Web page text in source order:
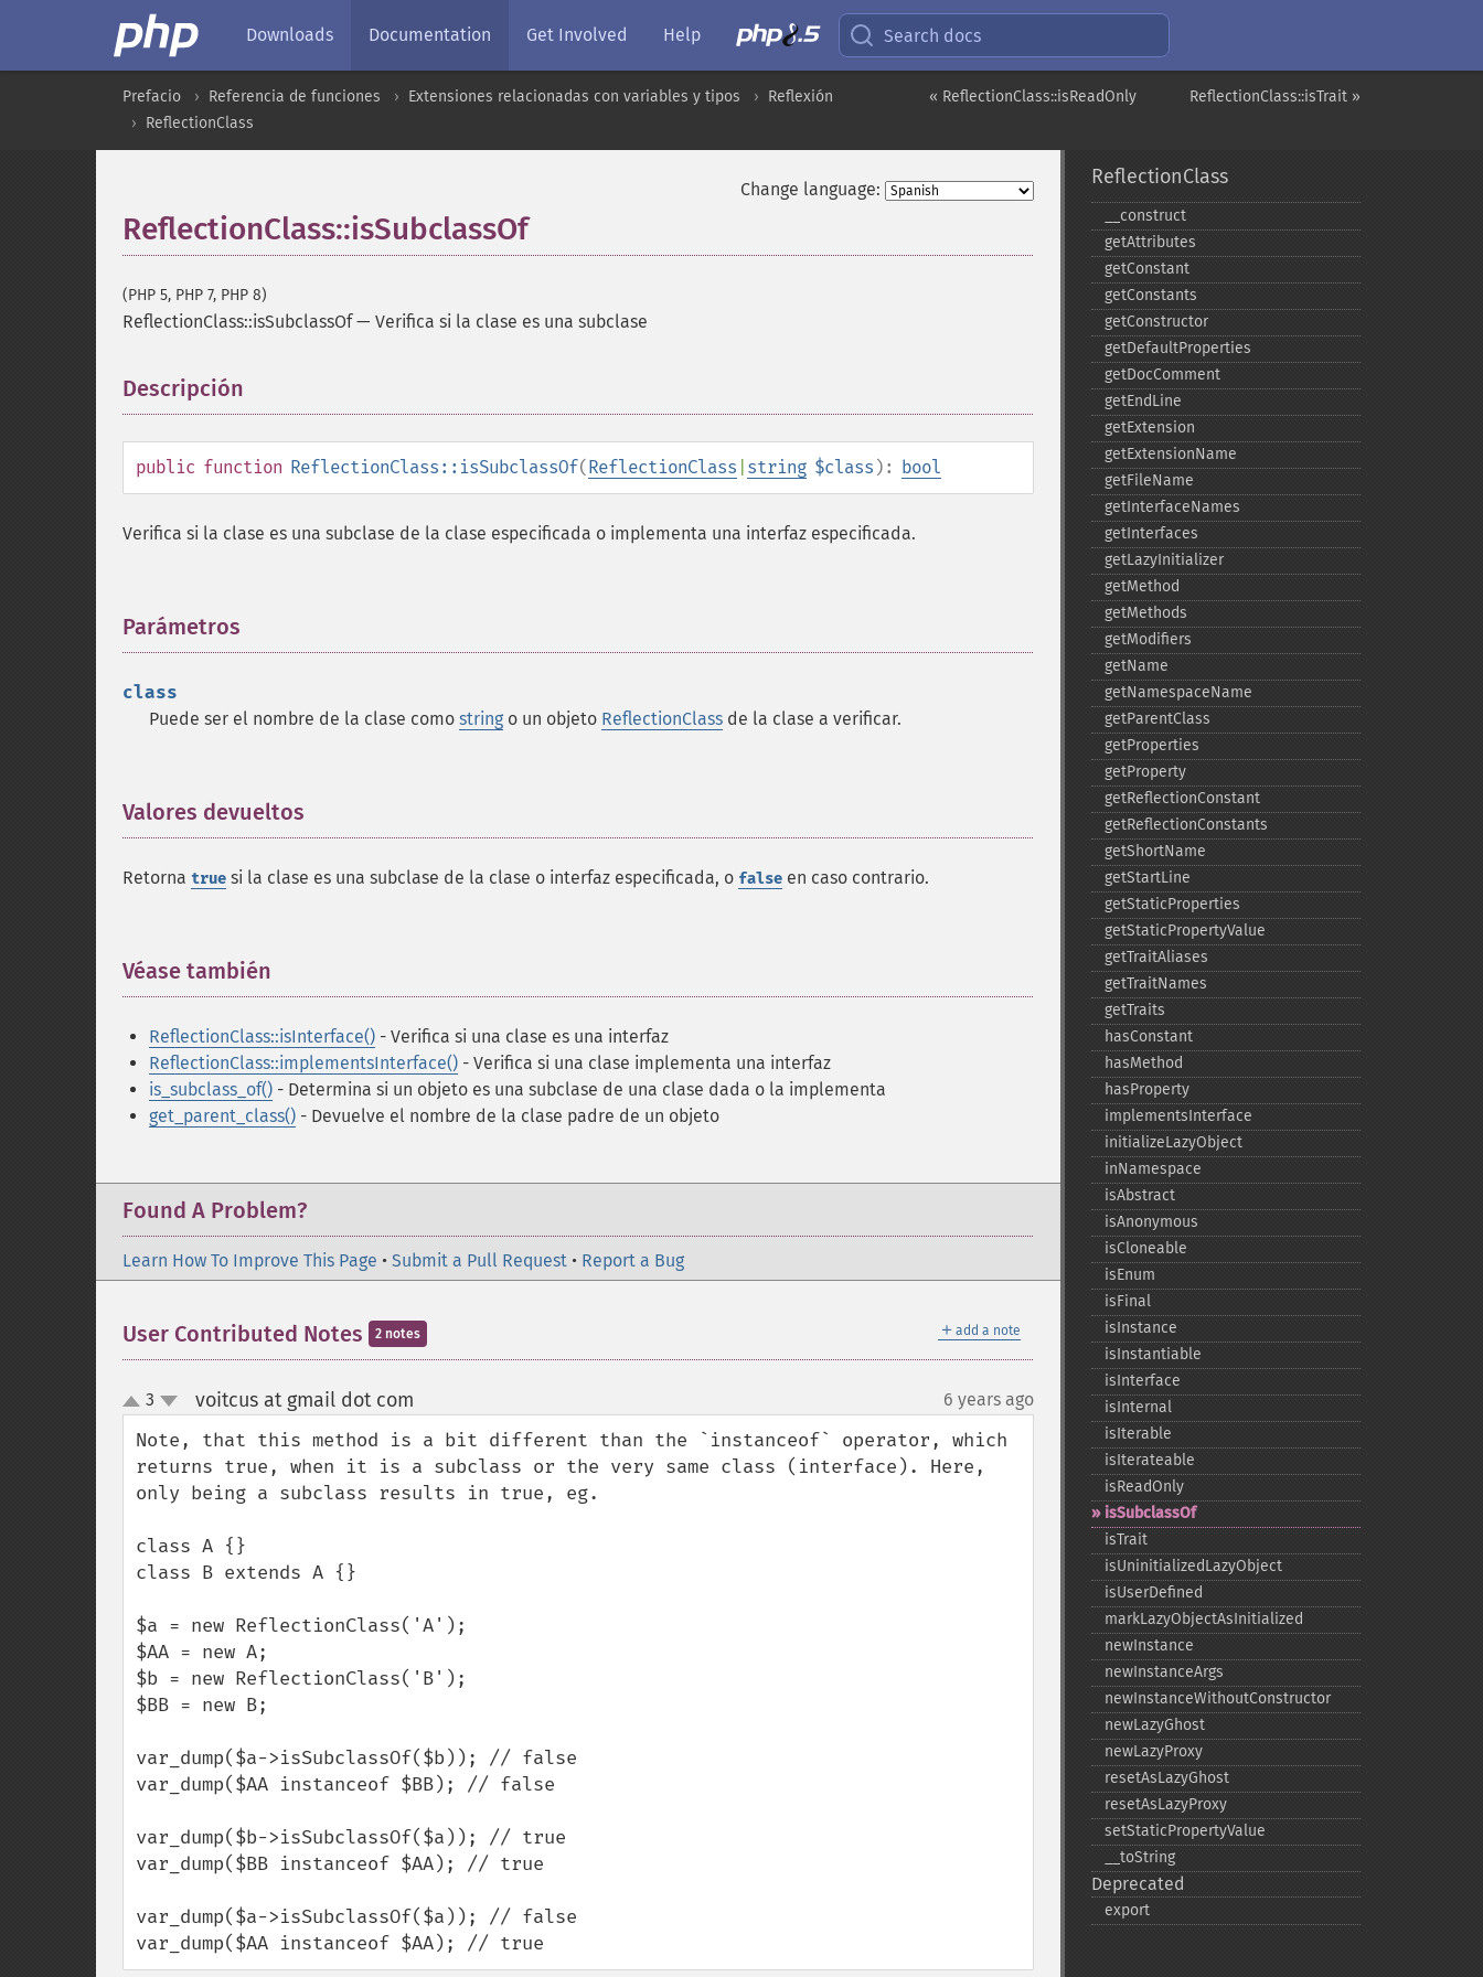
Downloads Documentation Get Involved Help Search docs
ReflectionClass::isTrait »
« ReflectionClass::isReadOnly
Prefacio Referencia de funciones Extensiones relacionadas con variables y tipos
Reflexión
ReflectionClass
Change language:
ReflectionClass::isSubclassOf
(PHP 5, PHP 7, PHP 8)
ReflectionClass::isSubclassOf— Verifica si la clase es una subclase
Descripción
public function ReflectionClass::isSubclassOf(ReflectionClass string $class ): bool
Verifica si la clase es una subclase de la clase especificada o implementa una interfaz especificada.
Parámetros
class
Puede ser el nombre de la clase como string o un objeto ReflectionClass de la clase a verificar.
Valores devueltos
Retorna true si la clase es una subclase de la clase o interfaz especificada, o false en caso contrario.
Véase también
ReflectionClass::isInterface() - Verifica si una clase es una interfaz
ReflectionClass::implementsInterface() - Verifica si una clase implementa una interfaz
is_subclass_of() - Determina si un objeto es una subclase de una clase dada o la implementa
get_parent_class() - Devuelve el nombre de la clase padre de un objeto
Found A Problem?
Learn How To Improve This Page • Submit a Pull Request • Report a Bug
＋ add a note
User Contributed Notes 2 notes
up
down
3 voitcus at gmail dot com 6 years ago
Note, that this method is a bit different than the `instanceof` operator, which
returns true, when it is a subclass or the very same class (interface). Here,
only being a subclass results in true, eg.
class A {}
class B extends A {}
$a = new ReflectionClass('A');
$AA = new A;
$b = new ReflectionClass('B');
$BB = new B;
var_dump($a->isSubclassOf($b)); // false
var_dump($AA instanceof $BB); // false
var_dump($b->isSubclassOf($a)); // true
var_dump($BB instanceof $AA); // true
var_dump($a->isSubclassOf($a)); // false
var_dump($AA instanceof $AA); // true
ReflectionClass
_​_​construct
getAttributes
getConstant
getConstants
getConstructor
getDefaultProperties
getDocComment
getEndLine
getExtension
getExtensionName
getFileName
getInterfaceNames
getInterfaces
getLazyInitializer
getMethod
getMethods
getModifiers
getName
getNamespaceName
getParentClass
getProperties
getProperty
getReflectionConstant
getReflectionConstants
getShortName
getStartLine
getStaticProperties
getStaticPropertyValue
getTraitAliases
getTraitNames
getTraits
hasConstant
hasMethod
hasProperty
implementsInterface
initializeLazyObject
inNamespace
isAbstract
isAnonymous
isCloneable
isEnum
isFinal
isInstance
isInstantiable
isInterface
isInternal
isIterable
isIterateable
isReadOnly
isSubclassOf
isTrait
isUninitializedLazyObject
isUserDefined
markLazyObjectAsInitialized
newInstance
newInstanceArgs
newInstanceWithoutConstructor
newLazyGhost
newLazyProxy
resetAsLazyGhost
resetAsLazyProxy
setStaticPropertyValue
_​_​toString
Deprecated
export